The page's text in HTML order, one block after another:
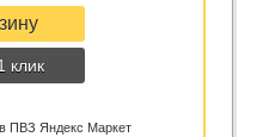
клик
ПВЗ Яндекс Маркет